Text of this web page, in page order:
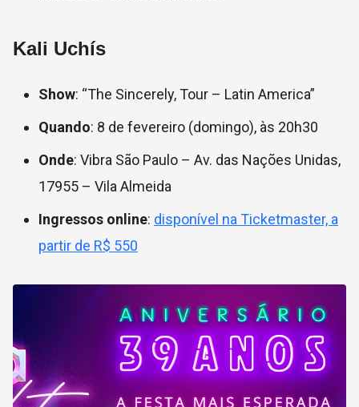
Kali Uchís
Show: “The Sincerely, Tour – Latin America”
Quando: 8 de fevereiro (domingo), às 20h30
Onde: Vibra São Paulo – Av. das Nações Unidas,
17955 – Vila Almeida
Ingressos online: disponível na Ticketmaster, a
partir de R$ 550